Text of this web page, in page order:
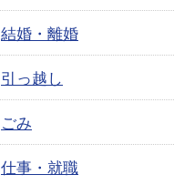
結婚・離婚
引っ越し
ごみ
仕事・就職